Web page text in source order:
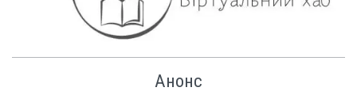
Анонс